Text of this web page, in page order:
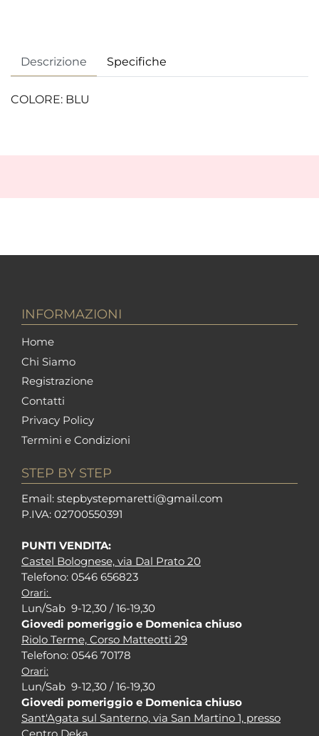
Descrizione Specifiche
COLORE: BLU
INFORMAZIONI
Home
Chi Siamo
Registrazione
Contatti
Privacy Policy
Termini e Condizioni
STEP BY STEP
Email: stepbystepmaretti@gmail.com
P.IVA: 02700550391
PUNTI VENDITA:
Castel Bolognese, via Dal Prato 20
Telefono: 0546 656823
Orari:
Lun/Sab 9-12,30 / 16-19,30
Giovedi pomeriggio e Domenica chiuso
Riolo Terme, Corso Matteotti 29
Telefono: 0546 70178
Orari:
Lun/Sab 9-12,30 / 16-19,30
Giovedi pomeriggio e Domenica chiuso
Sant'Agata sul Santerno, via San Martino 1, presso